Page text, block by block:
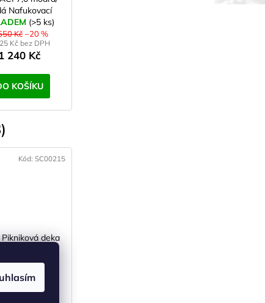
Nafukovací
6-trubic
(>5 ks)
Kč –20 %
Kč bez DPH
240 Kč
KOŠÍKU
Pikniková deka
cm
Kč bez DPH
Kód:SC00215